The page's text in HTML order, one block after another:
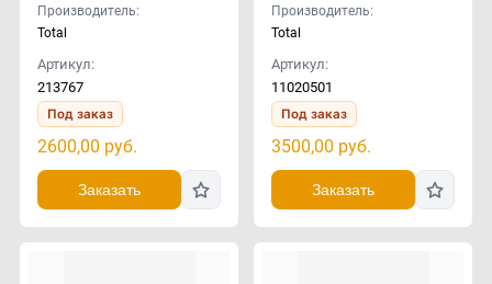
Производитель:
Total
Артикул:
213767
Под заказ
2600,00 руб.
Заказать
Производитель:
Total
Артикул:
11020501
Под заказ
3500,00 руб.
Заказать